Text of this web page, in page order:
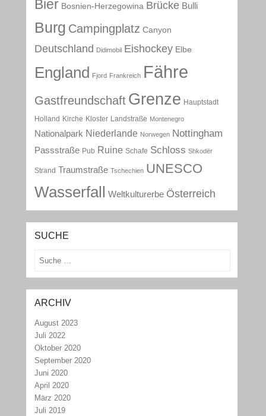
Bier Bosnien-Herzegowina Brücke Bulli
Burg Campingplatz Canyon
Deutschland Didimobil Eishockey Elbe
England Fjord Frankreich Fähre
Gastfreundschaft Grenze Hauptstadt
Holland Kirche Kloster Landstraße Montenegro
Nationalpark Niederlande Norwegen Nottingham
Passstraße Pub Ruine Schafe Schloss Shkodër
Strand Traumstraße Tschechien UNESCO
Wasserfall Weltkulturerbe Österreich
SUCHE
Suchen
ARCHIV
August 2023
Juli 2022
Oktober 2020
September 2020
Juni 2020
April 2020
März 2020
Juli 2019